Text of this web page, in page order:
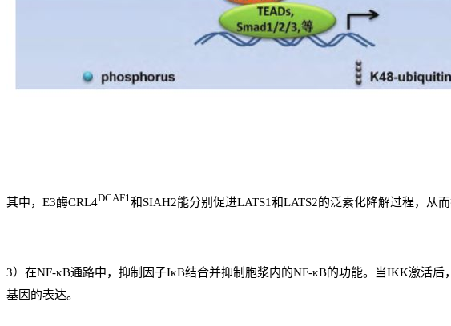
其中，E3酶CRL4DCAF1和SIAH2能分别促进LATS1和LATS2的泛素化降解过程，从
3）在NF-κB通路中，抑制因子IκB结合并抑制胞浆内的NF-κB的功能。当IKK激活
基因的表达。